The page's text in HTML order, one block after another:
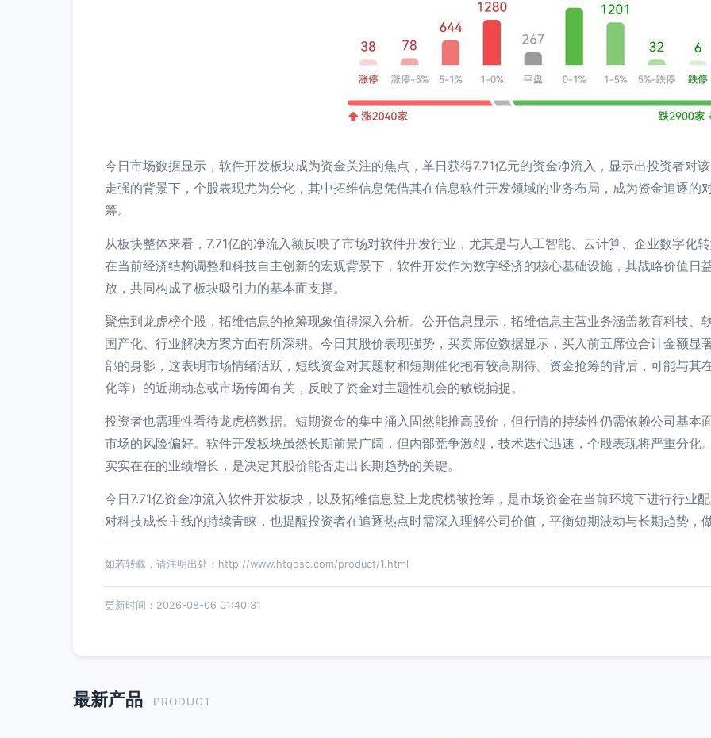
今日市场数据显示，软件开发板块成为资金关注的焦点，单日获得7.71亿元的资金净流入，显示出投资者对
走强的背景下，个股表现尤为分化，其中拓维信息凭借其在信息软件开发领域的业务布局，成为资金追逐的
筹。
从板块整体来看，7.71亿的净流入额反映了市场对软件开发行业，尤其是与人工智能、云计算、企业数字化
在当前经济结构调整和科技自主创新的宏观背景下，软件开发作为数字经济的核心基础设施，其战略价值日
放，共同构成了板块吸引力的基本面支撑。
聚焦到龙虎榜个股，拓维信息的抢筹现象值得深入分析。公开信息显示，拓维信息主营业务涵盖教育科技、
国产化、行业解决方案方面有所深耕。今日其股价表现强势，买卖席位数据显示，买入前五席位合计金额显
部的身影，这表明市场情绪活跃，短线资金对其题材和短期催化抱有较高期待。资金抢筹的背后，可能与其
化等）的近期动态或市场传闻有关，反映了资金对主题性机会的敏锐捕捉。
投资者也需理性看待龙虎榜数据。短期资金的集中涌入固然能推高股价，但行情的持续性仍需依赖公司基本
市场的风险偏好。软件开发板块虽然长期前景广阔，但内部竞争激烈，技术迭代迅速，个股表现将严重分化
实实在在的业绩增长，是决定其股价能否走出长期趋势的关键。
今日7.71亿资金净流入软件开发板块，以及拓维信息登上龙虎榜被抢筹，是市场资金在当前环境下进行行业
对科技成长主线的持续青睐，也提醒投资者在追逐热点时需深入理解公司价值，平衡短期波动与长期趋势，
如若转载，请注明出处：http://www.htqdsc.com/product/1.html
更新时间：2026-08-06 01:40:31
最新产品 PRODUCT